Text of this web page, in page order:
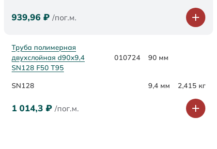
939,96 ₽ /пог.м.
Труба полимерная
двухслойная d90х9,4
SN128 F50 Т95
010724 90 мм
SN128 9,4 мм 2,415 кг
1 014,3 ₽ /пог.м.